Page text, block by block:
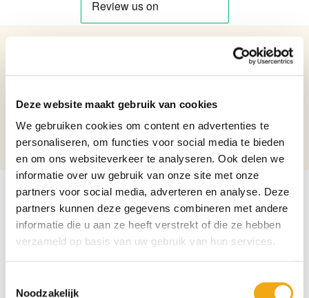
Deze website maakt gebruik van cookies
We gebruiken cookies om content en advertenties te
personaliseren, om functies voor social media te bieden
en om ons websiteverkeer te analyseren. Ook delen we
informatie over uw gebruik van onze site met onze
partners voor social media, adverteren en analyse. Deze
partners kunnen deze gegevens combineren met andere
informatie die u aan ze heeft verstrekt of die ze hebben
verzameld op basis van uw gebruik van hun services.
Noodzakelijk
Netto gewicht: 5.02 kg
Breedte: 28,4 cm
Lengte: 16,2 cm